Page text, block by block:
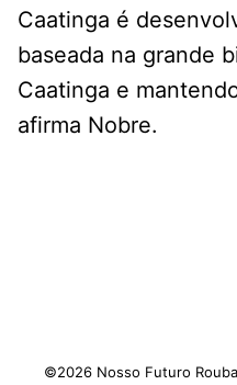
Caatinga é
baseada na grande
Caatinga e
afirma Nobre.
Facebook Tweet
©2026 Nosso Futuro